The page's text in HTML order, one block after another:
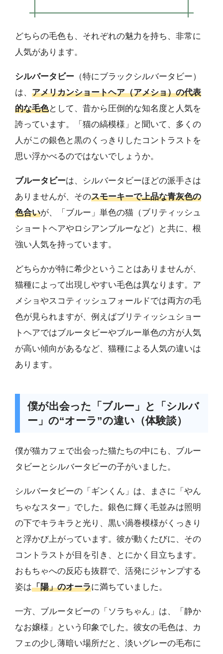
どちらの毛色も、それぞれの魅力を持ち、非常に
人気があります。
シルバータビー （特にブラックシルバータビー）
は、 アメリカンショートヘア（アメショ）の代表
的な毛色として、昔から圧倒的な知名度と人気を
誇っています。「猫の縞模様」と聞いて、多くの
人がこの銀色と黒のくっきりしたコントラストを
思い浮かべるのではないでしょうか。
ブルータビーは、シルバータビーほどの派手さは
ありませんが、そのスモーキーで上品な青灰色の
色合いが、「ブルー」単色の猫（ブリティッシュ
ショートヘアやロシアンブルーなど）と共に、根
強い人気を持っています。
どちらかが特に希少ということはありませんが、
猫種によって出現しやすい毛色は異なります。ア
メショやスコティッシュフォールドでは両方の毛
色が見られますが、例えばブリティッシュショー
トヘアではブルータビーやブルー単色の方が人気
が高い傾向があるなど、猫種による人気の違いは
あります。
僕が出会った「ブルー」と「シルバ
ー」の“オーラ”の違い（体験談）
僕が猫カフェで出会った猫たちの中にも、ブルー
タビーとシルバータビーの子がいました。
シルバータビーの「ギンくん」は、まさに「やん
ちゃなスター」でした。銀色に輝く毛並みは照明
の下でキラキラと光り、黒い渦巻模様がくっきり
と浮かび上がっています。彼が動くたびに、その
コントラストが目を引き、とにかく目立ちます。
おもちゃへの反応も抜群で、活発にジャンプする
姿は「陽」のオーラに満ちていました。
一方、ブルータビーの「ソラちゃん」は、「静か
なお嬢様」という印象でした。彼女の毛色は、カ
フェの少し薄暗い場所だと、淡いグレーの毛布に